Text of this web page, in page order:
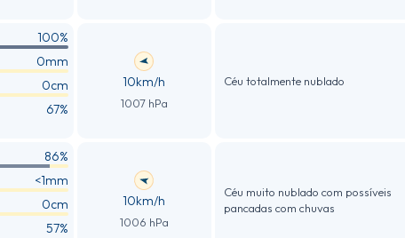
100%
0mm
0cm
67%
10km/h
1007 hPa
Céu totalmente nublado
86%
<1mm
0cm
57%
10km/h
1006 hPa
Céu muito nublado com possíveis
pancadas com chuvas